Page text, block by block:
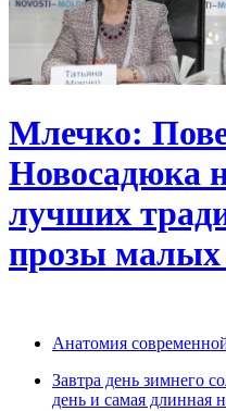
Млечко:
Новосадюка
лучших
прозы
Анатомия
Завтра день зимнего
день и самая длинная